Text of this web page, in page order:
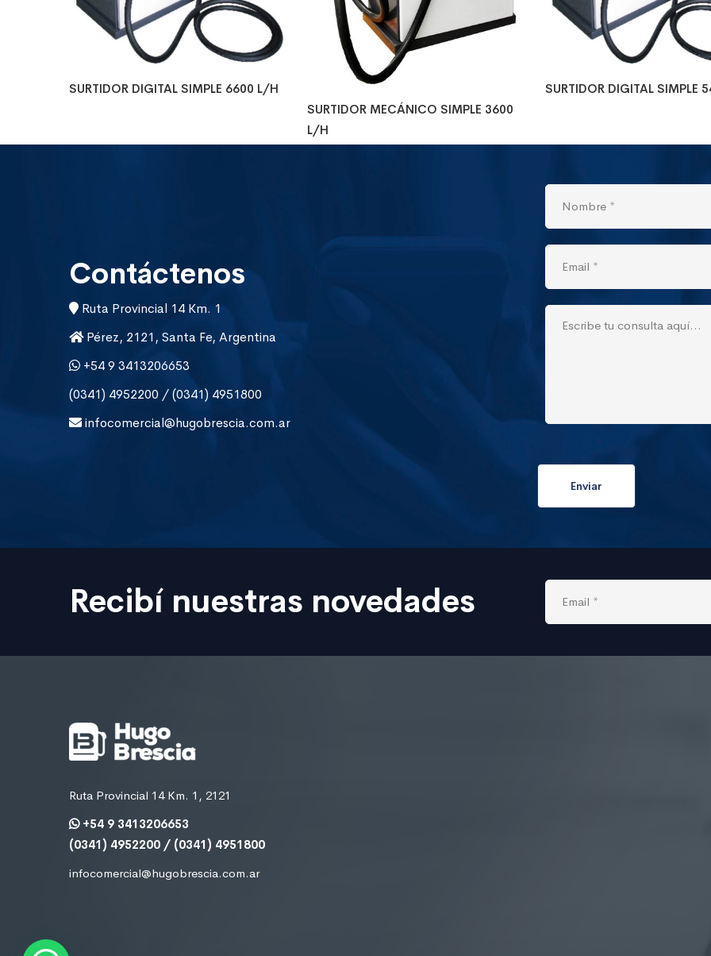
SURTIDOR DIGITAL SIMPLE 6600 L/H
SURTIDOR MECÁNICO SIMPLE 3600
L/H
SURTIDOR DIGITAL SIMPLE
Contáctenos
Ruta Provincial 14 Km. 1
Pérez, 2121, Santa Fe, Argentina
+54 9 3413206653
(0341) 4952200 / (0341) 4951800
infocomercial@hugobrescia.com.ar
Recibí nuestras novedades
Ruta Provincial 14 Km. 1, 2121
+54 9 3413206653
(0341) 4952200 / (0341) 4951800
infocomercial@hugobrescia.com.ar